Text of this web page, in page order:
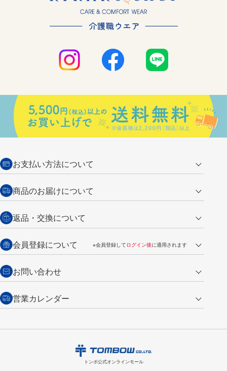
お支払い方法について
クレジットカード
代金引換
銀行振込【前払い】
商品のお届けについて
営業日午前11時までの決済完了の
ご注文は翌営業日の発送
送料：全国一律 660円（税込）
詳しくはご利用ガイドをご覧ください。
返品・交換について
返品の場合
商品到着後7日以内・未使用品に限り返品を承ります。問い合わせフォーム
からご連絡ください。詳しくは
い。
商品到着後7日以内に限り交換を承ります。
からご連絡
会員登録について ※会員登録してログイン後に適用されます
・新規ご入会で
・税込み2,200円以上のお買い上げで
・次回のお買い物に使えるポイントがお買い上げごとに
100円につき1ポイ
ント付与されます。
会員登録はこちら
お問い合わせ
トンボ製品・サービスに関する
お問い合わせ
購入・返品に関するお問い合わせ
営業カレンダー
トンボ公式オンラインモール